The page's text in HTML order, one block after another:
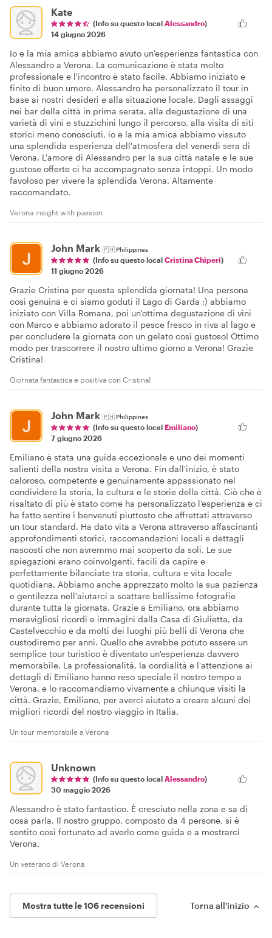
Kate
(Info su questo local Alessandro)
14 giugno 2026
Io e la mia amica abbiamo avuto un'esperienza fantastica con
Alessandro a Verona. La comunicazione è stata molto
professionale e l'incontro è stato facile. Abbiamo iniziato e
finito di buon umore. Alessandro ha personalizzato il tour in
base ai nostri desideri e alla situazione locale. Dagli assaggi
nei bar della città in prima serata, alla degustazione di una
varietà di vini e stuzzichini lungo il percorso, alla visita di siti
storici meno conosciuti, io e la mia amica abbiamo vissuto
una splendida esperienza dell'atmosfera del venerdì sera di
Verona. L'amore di Alessandro per la sua città natale e le sue
gustose offerte ci ha accompagnato senza intoppi. Un modo
favoloso per vivere la splendida Verona. Altamente
raccomandato.
Verona insight with passion
John Mark 🇵🇭Philippines
(Info su questo local Cristina Chiperi)
11 giugno 2026
Grazie Cristina per questa splendida giornata! Una persona
così genuina e ci siamo goduti il Lago di Garda :) abbiamo
iniziato con Villa Romana, poi un'ottima degustazione di vini
con Marco e abbiamo adorato il pesce fresco in riva al lago e
per concludere la giornata con un gelato così gustoso! Ottimo
modo per trascorrere il nostro ultimo giorno a Verona! Grazie
Cristina!
Giornata fantastica e positiva con Cristina!
John Mark 🇵🇭Philippines
(Info su questo local Emiliano)
7 giugno 2026
Emiliano è stata una guida eccezionale e uno dei momenti
salienti della nostra visita a Verona. Fin dall'inizio, è stato
caloroso, competente e genuinamente appassionato nel
condividere la storia, la cultura e le storie della città. Ciò che è
risaltato di più è stato come ha personalizzato l'esperienza e ci
ha fatto sentire i benvenuti piuttosto che affrettati attraverso
un tour standard. Ha dato vita a Verona attraverso affascinanti
approfondimenti storici, raccomandazioni locali e dettagli
nascosti che non avremmo mai scoperto da soli. Le sue
spiegazioni erano coinvolgenti, facili da capire e
perfettamente bilanciate tra storia, cultura e vita locale
quotidiana. Abbiamo anche apprezzato molto la sua pazienza
e gentilezza nell'aiutarci a scattare bellissime fotografie
durante tutta la giornata. Grazie a Emiliano, ora abbiamo
meravigliosi ricordi e immagini dalla Casa di Giulietta, da
Castelvecchio e da molti dei luoghi più belli di Verona che
custodiremo per anni. Quello che avrebbe potuto essere un
semplice tour turistico è diventato un'esperienza davvero
memorabile. La professionalità, la cordialità e l'attenzione ai
dettagli di Emiliano hanno reso speciale il nostro tempo a
Verona, e lo raccomandiamo vivamente a chiunque visiti la
città. Grazie, Emiliano, per averci aiutato a creare alcuni dei
migliori ricordi del nostro viaggio in Italia.
Un tour memorabile a Verona
Unknown
(Info su questo local Alessandro)
30 maggio 2026
Alessandro è stato fantastico. È cresciuto nella zona e sa di
cosa parla. Il nostro gruppo, composto da 4 persone, si è
sentito così fortunato ad averlo come guida e a mostrarci
Verona.
Un veterano di Verona
Mostra tutte le 106 recensioni Torna all'inizio